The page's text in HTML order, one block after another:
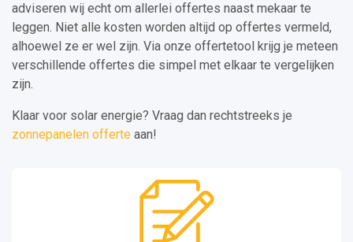
adviseren wij echt om allerlei offertes naast mekaar te
leggen. Niet alle kosten worden altijd op offertes vermeld,
alhoewel ze er wel zijn. Via onze offertetool krijg je meteen
verschillende offertes die simpel met elkaar te vergelijken
zijn.
Klaar voor solar energie? Vraag dan rechtstreeks je
zonnepanelen offerte aan!